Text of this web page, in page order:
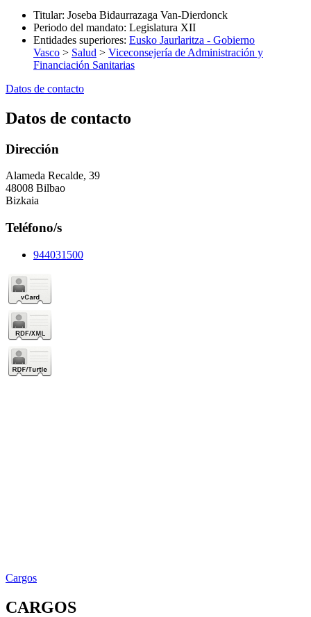
Titular: Joseba Bidaurrazaga Van-Dierdonck
Periodo del mandato: Legislatura XII
Entidades superiores: Eusko Jaurlaritza - Gobierno
Vasco > Salud > Viceconsejería de Administración y
Financiación Sanitarias
Datos de contacto
Datos de contacto
Dirección
Alameda Recalde, 39
48008 Bilbao
Bizkaia
Teléfono/s
944031500
Cargos
CARGOS